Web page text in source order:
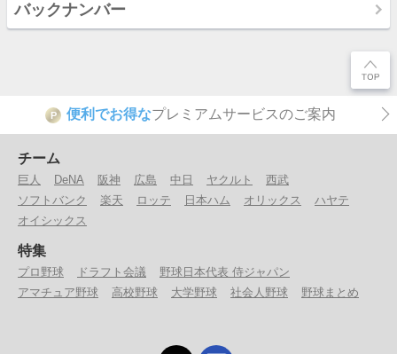
バックナンバー
P 便利でお得なプレミアムサービスのご案内
チーム
巨人 DeNA 阪神 広島 中日 ヤクルト
西武
ソフトバンク
楽天 ロッテ 日本ハム オリックス
ハヤテ
オイシックス
特集
プロ野球 ドラフト会議
野球日本代表 侍ジャパン
アマチュア野球
高校野球 大学野球 社会人野球 野球まとめ